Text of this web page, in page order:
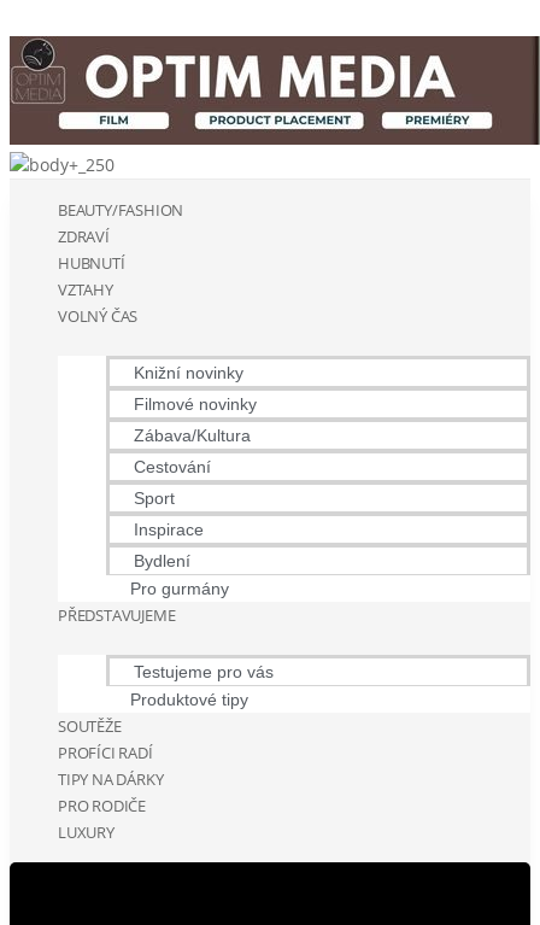
BEAUTY/FASHION
ZDRAVÍ
HUBNUTÍ
VZTAHY
VOLNÝ ČAS
Knižní novinky
Filmové novinky
Zábava/Kultura
Cestování
Sport
Inspirace
Bydlení
Pro gurmány
PŘEDSTAVUJEME
Testujeme pro vás
Produktové tipy
SOUTĚŽE
PROFÍCI RADÍ
TIPY NA DÁRKY
PRO RODIČE
LUXURY